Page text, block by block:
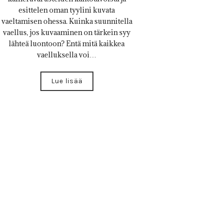
esittelen oman tyylini kuvata
vaeltamisen ohessa. Kuinka suunnitella
vaellus, jos kuvaaminen on tärkein syy
lähteä luontoon? Entä mitä kaikkea
vaelluksella voi…
Lue lisää